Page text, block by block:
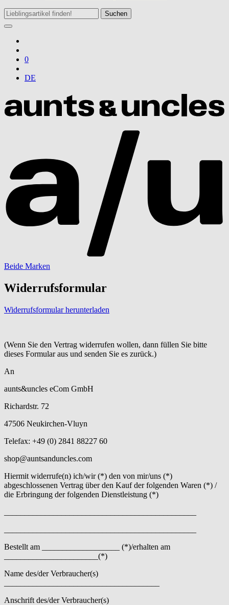
Suchen
0
DE
Beide Marken
Widerrufsformular
Widerrufsformular herunterladen
(Wenn Sie den Vertrag widerrufen wollen, dann füllen Sie bitte
dieses Formular aus und senden Sie es zurück.)
An
aunts&uncles eCom GmbH
Richardstr. 72
47506 Neukirchen-Vluyn
Telefax: +49 (0) 2841 88227 60
shop@auntsanduncles.com
Hiermit widerrufe(n) ich/wir (*) den von mir/uns (*)
abgeschlossenen Vertrag über den Kauf der folgenden Waren (*) /
die Erbringung der folgenden Dienstleistung (*)
Bestellt am ___________________ (*)/erhalten am
_______________________(*)
Name des/der Verbraucher(s)
Anschrift des/der Verbraucher(s)